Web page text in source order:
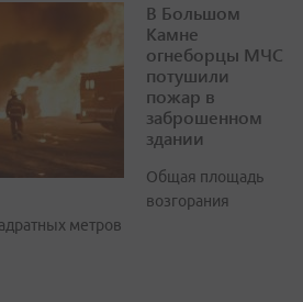
В Большом
Камне
огнеборцы МЧС
потушили
пожар в
заброшенном
здании
Общая площадь
возгорания
метров